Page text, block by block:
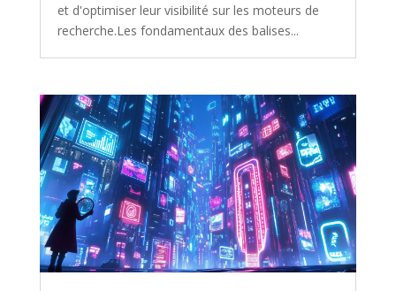
et d'optimiser leur visibilité sur les moteurs de
recherche.Les fondamentaux des balises...